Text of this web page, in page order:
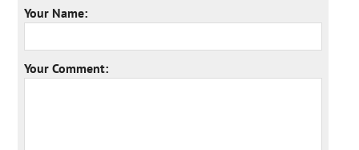
Your Name:
Your Comment: